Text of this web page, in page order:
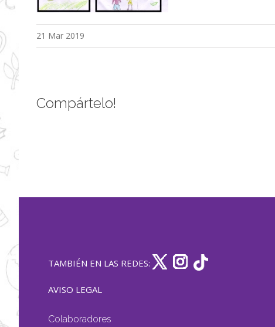
21 Mar 2019
Compártelo!
TAMBIÉN EN LAS REDES:
AVISO LEGAL
Colaboradores